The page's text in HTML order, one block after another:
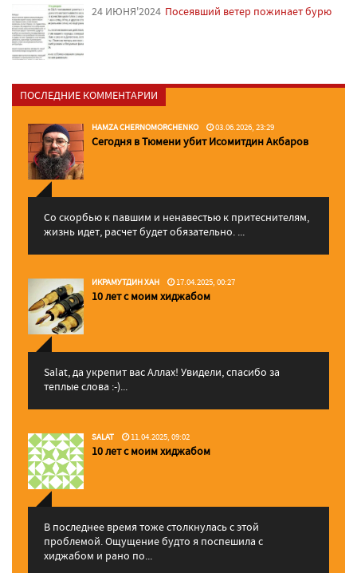
24 ИЮНЯ'2024 Посеявший ветер пожинает бурю
ПОСЛЕДНИЕ КОММЕНТАРИИ
HAMZA CHERNOMORCHENKO 03.06.2026, 23:29
Сегодня в Тюмени убит Исомитдин Акбаров
Со скорбью к павшим и ненавестью к притеснителям,
жизнь идет, расчет будет обязательно. ...
ИКРАМУТДИН ХАН 17.04.2025, 00:27
10 лет с моим хиджабом
Salat, да укрепит вас Аллаx! Увидели, спасибо за
теплые слова :-)...
SALAT 11.04.2025, 09:02
10 лет с моим хиджабом
В последнее время тоже столкнулась с этой
проблемой. Ощущение будто я поспешила с
хиджабом и рано по...